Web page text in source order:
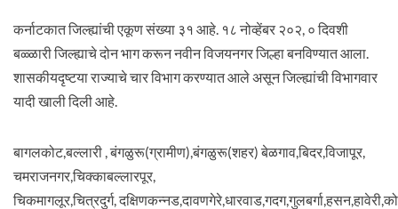
कर्नाटकात जिल्ह्यांची एकूण संख्या ३१ आहे. १८ नोव्हेंबर २०२, ० दिवशी
बळ्ळारी जिल्ह्याचे दोन भाग करून नवीन विजयनगर जिल्हा बनविण्यात आला.
शासकीयदृष्टया राज्याचे चार विभाग करण्यात आले असून जिल्ह्यांची विभागवार
यादी खाली दिली आहे.
बागलकोट,बल्लारी , बंगळुरू(ग्रामीण),बंगळुरू(शहर) बेळगाव,बिदर,विजापूर,
चमराजनगर,चिक्काबल्लारपूर,
चिकमागलूर,चित्रदुर्ग,